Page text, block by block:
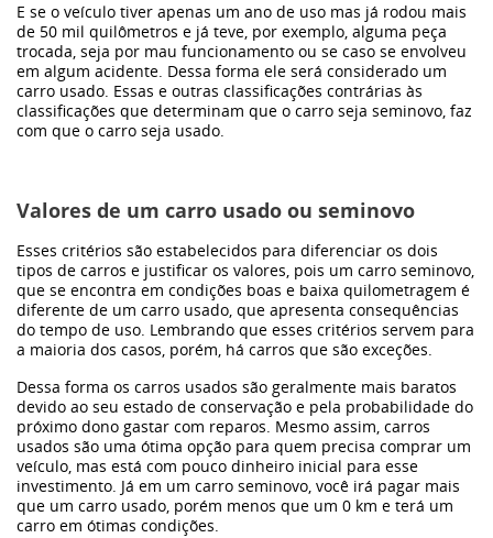
E se o veículo tiver apenas um ano de uso mas já rodou mais
de 50 mil quilômetros e já teve, por exemplo, alguma peça
trocada, seja por mau funcionamento ou se caso se envolveu
em algum acidente. Dessa forma ele será considerado um
carro usado. Essas e outras classificações contrárias às
classificações que determinam que o carro seja seminovo, faz
com que o carro seja usado.
Valores de um carro usado ou seminovo
Esses critérios são estabelecidos para diferenciar os dois
tipos de carros e justificar os valores, pois um carro seminovo,
que se encontra em condições boas e baixa quilometragem é
diferente de um carro usado, que apresenta consequências
do tempo de uso. Lembrando que esses critérios servem para
a maioria dos casos, porém, há carros que são exceções.
Dessa forma os carros usados são geralmente mais baratos
devido ao seu estado de conservação e pela probabilidade do
próximo dono gastar com reparos. Mesmo assim, carros
usados são uma ótima opção para quem precisa comprar um
veículo, mas está com pouco dinheiro inicial para esse
investimento. Já em um carro seminovo, você irá pagar mais
que um carro usado, porém menos que um 0 km e terá um
carro em ótimas condições.